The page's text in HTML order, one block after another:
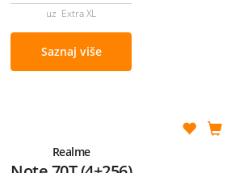
uz Extra XL
Saznaj više
Realme